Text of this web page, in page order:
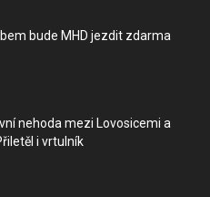
bude MHD jezdit zdarma
nehoda mezi Lovosicemi a
i vrtulník